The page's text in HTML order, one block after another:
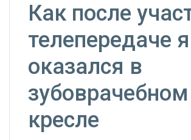
Как после
телепередаче я
оказался в
зубоврачебном
кресле